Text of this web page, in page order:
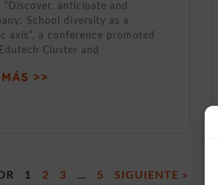
“Discover, anticipate and
School diversity as a
axis”, a conference promoted
Cluster and
>>
1 2 3 … 5 SIGUIENTE »